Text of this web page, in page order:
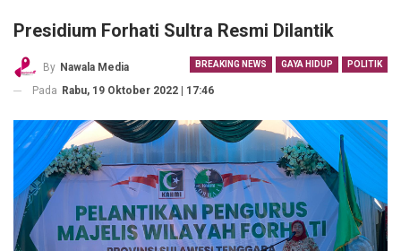
Presidium Forhati Sultra Resmi Dilantik
BREAKING NEWS GAYA HIDUP POLITIK
By Nawala Media
Pada Rabu, 19 Oktober 2022 | 17:46